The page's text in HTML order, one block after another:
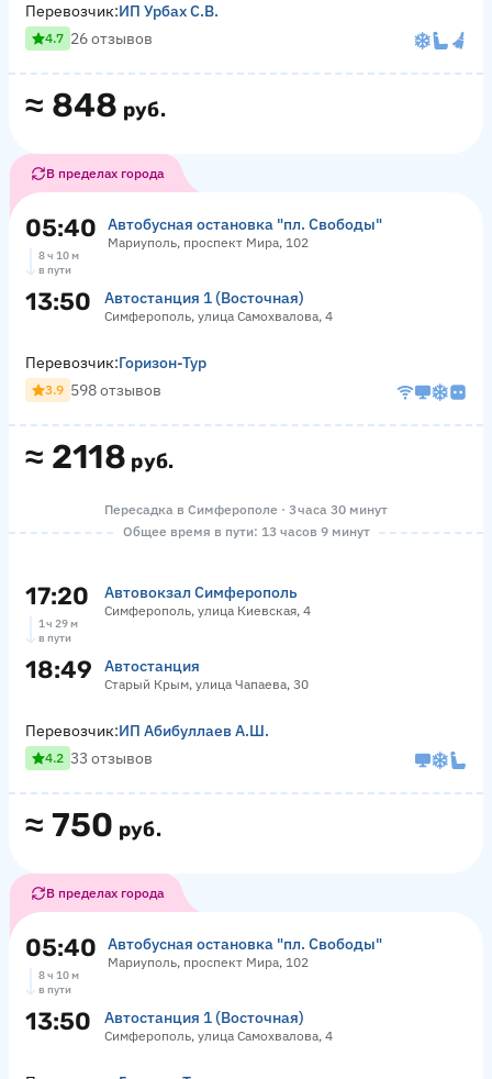
≈ 848 руб.
Перевозчик:ИП Урбах С.В.
4.7 26 отзывов
В пределах города
05:40 Автобусная остановка "пл. Свободы"
Мариуполь, проспект Мира, 102
8 ч 10 м
в пути
13:50 Автостанция 1 (Восточная)
Симферополь, улица Самохвалова, 4
≈ 2118 руб.
Перевозчик:Горизон-Тур
3.9 598 отзывов
Пересадка в Симферополе · 3 часа 30 минут
Общее время в пути: 13 часов 9 минут
17:20 Автовокзал Симферополь
Симферополь, улица Киевская, 4
1 ч 29 м
в пути
18:49 Автостанция
Старый Крым, улица Чапаева, 30
≈ 750 руб.
Перевозчик:ИП Абибуллаев А.Ш.
4.2 33 отзывов
В пределах города
05:40 Автобусная остановка "пл. Свободы"
Мариуполь, проспект Мира, 102
8 ч 10 м
в пути
13:50 Автостанция 1 (Восточная)
Симферополь, улица Самохвалова, 4